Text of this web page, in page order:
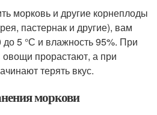
морковь и другие корнеплоды
пастернак и другие), вам
5 °С и влажность 95%. При
прорастают, а при
терять вкус.
моркови